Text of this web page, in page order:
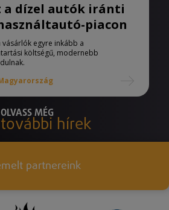
a dízel autók iránti
piacon
egyre inkább a
költségű, modernebb
OLVASS MÉG
további hírek
partnereink